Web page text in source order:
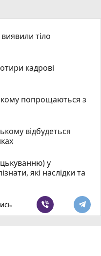
тіло
кадрові
попрощаються з
відбудеться
у
які наслідки та